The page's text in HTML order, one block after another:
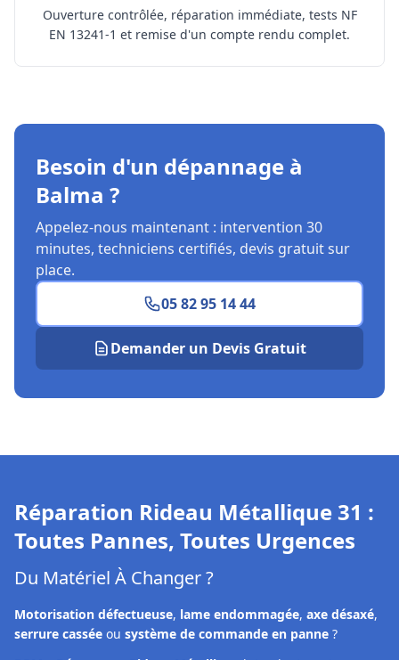
Ouverture contrôlée, réparation immédiate, tests NF
EN 13241-1 et remise d'un compte rendu complet.
Besoin d'un dépannage à
Balma ?
Appelez-nous maintenant : intervention 30
minutes, techniciens certifiés, devis gratuit sur
place.
05 82 95 14 44
Demander un Devis Gratuit
Réparation Rideau Métallique 31 :
Toutes Pannes, Toutes Urgences
Du Matériel À Changer ?
Motorisation défectueuse, lame endommagée, axe désaxé,
serrure cassée ou système de commande en panne ?